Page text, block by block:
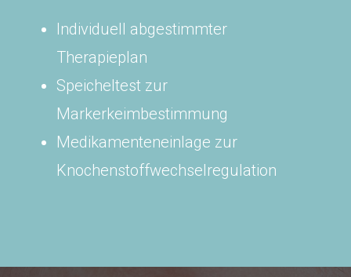
Individuell abgestimmter
Therapieplan
Speicheltest zur
Markerkeimbestimmung
Medikamenteneinlage zur
Knochenstoffwechselregulation